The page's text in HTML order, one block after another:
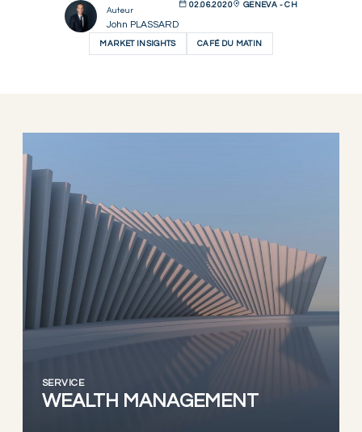
Auteur
John PLASSARD
02.06.2020 GENEVA - CH
MARKET INSIGHTS CAFÉ DU MATIN
SERVICE
WEALTH MANAGEMENT